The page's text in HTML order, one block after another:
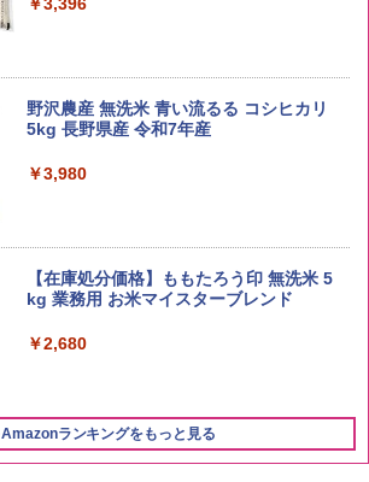
野沢農産 無洗米 青い流るる コシヒカリ
5kg 長野県産 令和7年産
￥3,980
【在庫処分価格】ももたろう印 無洗米 5
kg 業務用 お米マイスターブレンド
￥2,680
Amazonランキングをもっと見る